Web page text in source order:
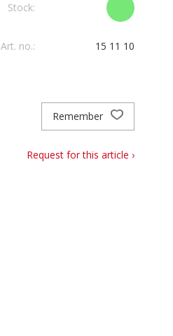
Stock:
Art. no.: 15 11 10
Remember
Request for this article ›